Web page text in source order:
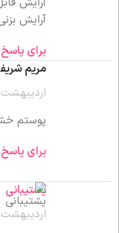
آرایش
برای
مریم
اردیبهشت 26, 1404 در 11:55 ب.ظ
پوستم
برای
پشتیبانی
اردیبهشت 27, 1404 در 12:04 ق.ظ